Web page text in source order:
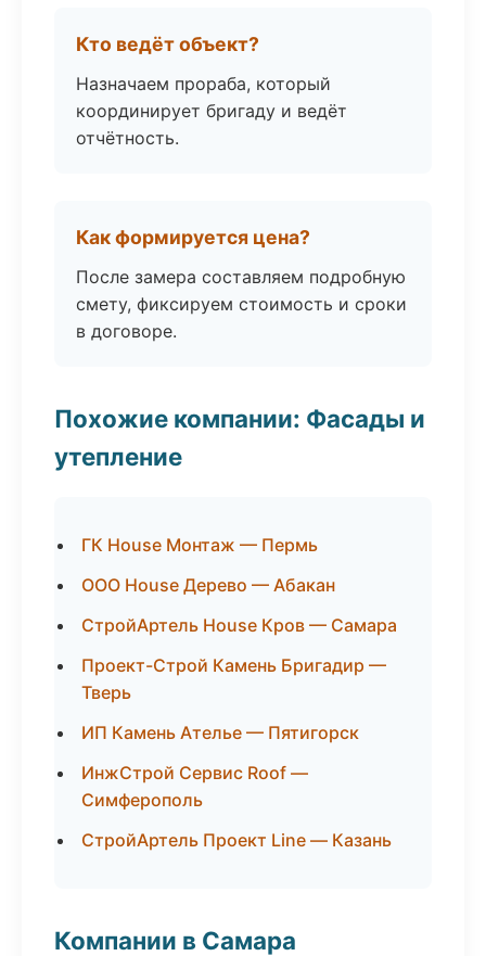
Кто ведёт объект?
Назначаем прораба, который
координирует бригаду и ведёт
отчётность.
Как формируется цена?
После замера составляем подробную
смету, фиксируем стоимость и сроки
в договоре.
Похожие компании: Фасады и
утепление
ГК House Монтаж — Пермь
ООО House Дерево — Абакан
СтройАртель House Кров — Самара
Проект-Строй Камень Бригадир —
Тверь
ИП Камень Ателье — Пятигорск
ИнжСтрой Сервис Roof —
Симферополь
СтройАртель Проект Line — Казань
Компании в Самара